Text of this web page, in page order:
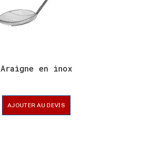
Araigne en inox
AJOUTER AU DEVIS